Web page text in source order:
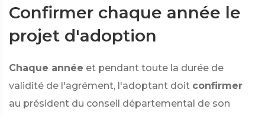
Confirmer chaque année le
projet d'adoption
Chaque année et pendant toute la durée de
validité de l'agrément, l'adoptant doit confirmer
au président du conseil départemental de son